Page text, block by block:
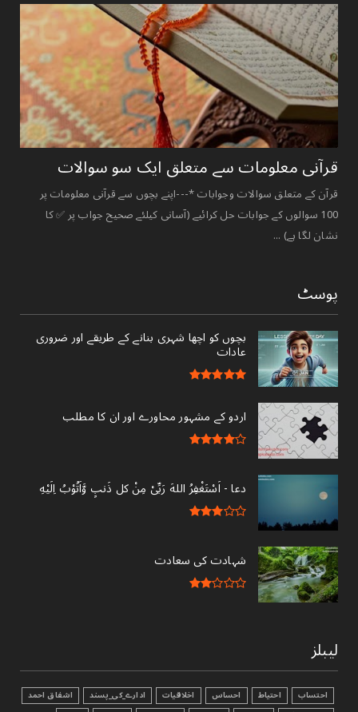
قرآنی ‏معلومات ‏سے ‏متعلق ‏ایک ‏سو ‏سوالات ‏
قرآن کے متعلق سوالات وجوابات *---اپنے بچوں سے قرآنی معلومات پر
100 سوالوں کے جوابات حل کرائیے (آسانی کیلئے صحیح جواب پر ✅ کا
نشان لگا ہے) ...
پوسٹ
بچوں کو اچھا شہری بنانے کے طریقے اور ضروری
عادات
اردو کے مشہور محاورے اور ان کا مطلب
دعا - ‎اَسْتَغْفِرُ اللهَ رَبِّىْ مِنْ کل ذَنبٍ وَّاَتُوْبُ اِلَيْهِ
شہادت کی سعادت
لیبلز
احتساب احتیاط احساس اخلاقیات ادارے_کی_پسند
اشفاق احمد